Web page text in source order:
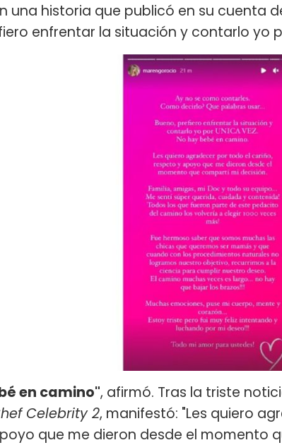
una historia que publicó en su cuenta
enfrentar la situación y contarlo yo
en camino", afirmó. Tras la triste
Celebrity 2, manifestó: "Les quiero
que me dieron desde el momento